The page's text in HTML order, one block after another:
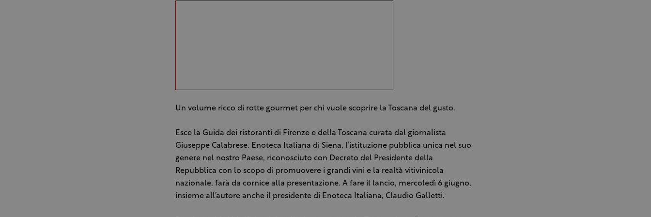
Un volume ricco di rotte gourmet per chi vuole scoprire la Toscana del gusto.
Esce la Guida dei ristoranti di Firenze e della Toscana curata dal giornalista
Giuseppe Calabrese. Enoteca Italiana di Siena, l’istituzione pubblica unica nel suo
genere nel nostro Paese, riconosciuto con Decreto del Presidente della
Repubblica con lo scopo di promuovere i grandi vini e la realtà vitivinicola
nazionale, farà da cornice alla presentazione. A fare il lancio, mercoledì 6 giugno,
insieme all’autore anche il presidente di Enoteca Italiana, Claudio Galletti.